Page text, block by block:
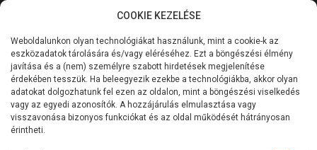
Kategóriák
Általános információk
Szolgáltatásaink
Főoldal Szivattyú
Szennyvízszivattyú
Szabadátömlésű szennyvízszivattyú
Pedrollo VXC4 200/80
COOKIE KEZELÉSE
Weboldalunkon olyan technológiákat használunk, mint a cookie-k az
eszközadatok tárolására és/vagy eléréséhez. Ezt a böngészési élmény
javítása és a (nem) személyre szabott hirdetések megjelenítése
érdekében tesszük. Ha beleegyezik ezekbe a technológiákba, akkor olyan
adatokat dolgozhatunk fel ezen az oldalon, mint a böngészési viselkedés
vagy az egyedi azonosítók. A hozzájárulás elmulasztása vagy
visszavonása bizonyos funkciókat és az oldal működését hátrányosan
érintheti.